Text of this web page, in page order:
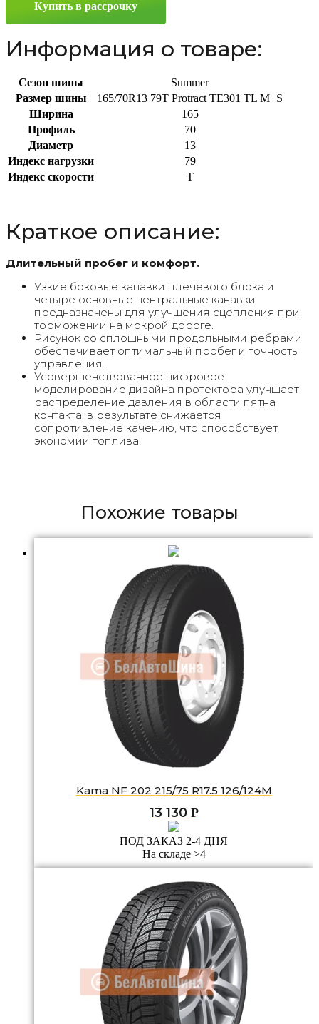
Купить в рассрочку
Информация о товаре:
Сезон шины
Summer
Размер шины
165/70R13 79T Protract TE301 TL M+S
Ширина
165
Профиль
70
Диаметр
13
Индекс нагрузки
79
Индекс скорости
T
Краткое описание:
Длительный пробег и комфорт.
Узкие боковые канавки плечевого блока и
четыре основные центральные канавки
предназначены для улучшения сцепления при
торможении на мокрой дороге.
Рисунок со сплошными продольными ребрами
обеспечивает оптимальный пробег и точность
управления.
Усовершенствованное цифровое
моделирование дизайна протектора улучшает
распределение давления в области пятна
контакта, в результате снижается
сопротивление качению, что способствует
экономии топлива.
Похожие товары
Kama NF 202 215/75 R17.5 126/124M
13 130 Р
ПОД ЗАКАЗ 2-4 ДНЯ
На складе >4